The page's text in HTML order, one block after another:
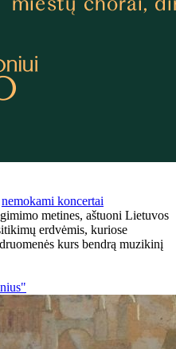
nemokami koncertai
metines, aštuoni Lietuvos
erdvėmis, kuriose
kurs bendrą muzikinį